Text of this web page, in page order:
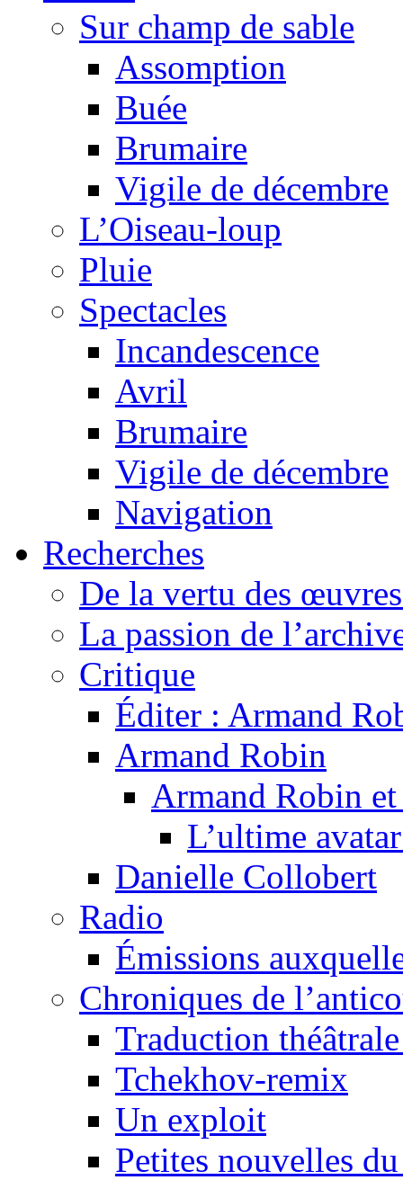
Sur champ de sable
Assomption
Buée
Brumaire
Vigile de décembre
L’Oiseau-loup
Pluie
Spectacles
Incandescence
Avril
Brumaire
Vigile de décembre
Navigation
Recherches
De la vertu des
La passion de
Critique
Éditer : Armand
Armand Robin
Armand Robin
L’ultime
Danielle Collobert
Radio
Émissions
Chroniques de
Traduction
Tchekhov-remix
Un exploit
Petites nouvelles